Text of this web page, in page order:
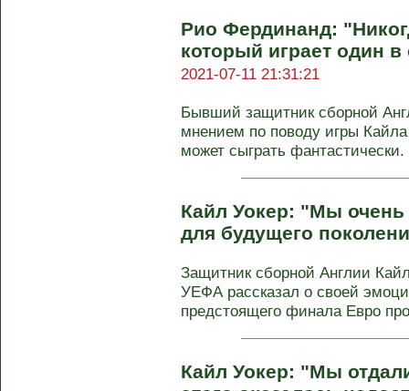
Рио Фердинанд:
который играет один
2021-07-11 21:31:21
Бывший защитник сборной
мнением по поводу игры
может сыграть фантастически.
Кайл Уокер: "Мы
для будущего
Защитник сборной Англии
УЕФА рассказал о своей
предстоящего финала Евро
Кайл Уокер: "Мы